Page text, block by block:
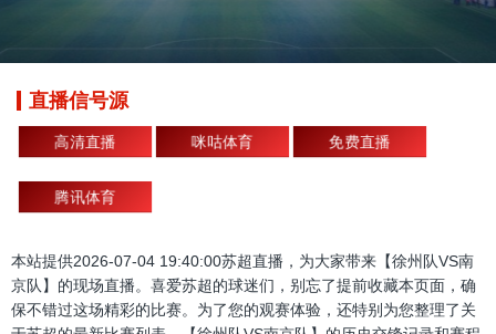
直播信号源
高清直播 咪咕体育 免费直播
腾讯体育
本站提供2026-07-04 19:40:00苏超直播，为大家带来【徐州队VS南
京队】的现场直播。喜爱苏超的球迷们，别忘了提前收藏本页面，确
保不错过这场精彩的比赛。为了您的观赛体验，还特别为您整理了关